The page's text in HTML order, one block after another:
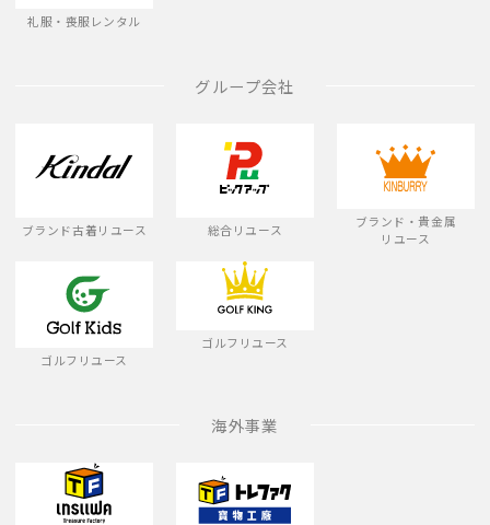
礼服・喪服レンタル
グループ会社
ブランド古着リユース 総合リユース
ブランド・貴金属
リユース
ゴルフリユース
ゴルフリユース
海外事業